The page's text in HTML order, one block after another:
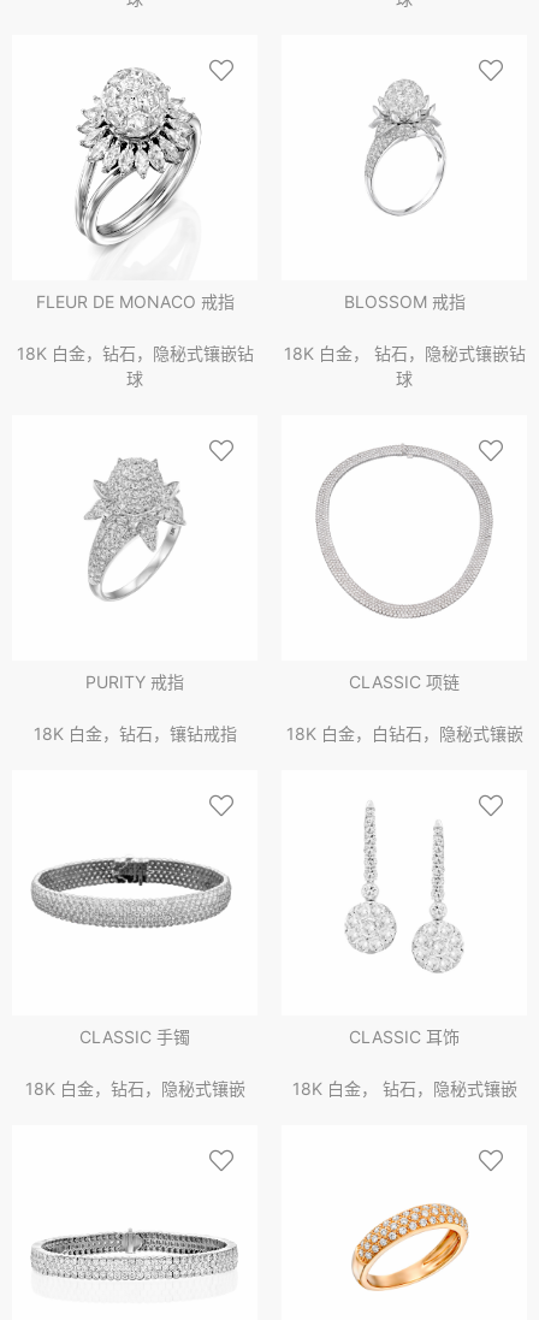
FLEUR DE MONACO 戒指
18K 白金，钻石，隐秘式镶嵌钻
球
BLOSSOM 戒指
18K 白金， 钻石，隐秘式镶嵌钻
球
PURITY 戒指
18K 白金，钻石，镶钻戒指
CLASSIC 项链
18K 白金，白钻石，隐秘式镶嵌
CLASSIC 手镯
18K 白金，钻石，隐秘式镶嵌
CLASSIC 耳饰
18K 白金， 钻石，隐秘式镶嵌